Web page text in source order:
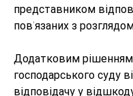
представником
пов'язаних з
Додатковим рішенням
господарського суду
відповідачу у